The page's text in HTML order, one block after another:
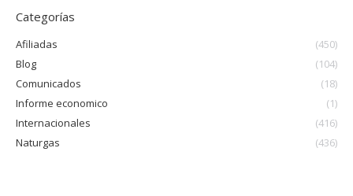
Categorías
Afiliadas
(450)
Blog
(104)
Comunicados
(18)
Informe economico
(1)
Internacionales
(416)
Naturgas
(436)